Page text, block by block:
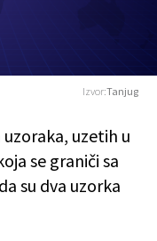
Izvor:Tanjug
uzetih u
se graniči sa
su dva uzorka